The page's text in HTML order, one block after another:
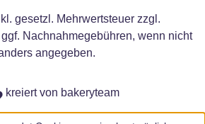
gesetzl. Mehrwertsteuer zzgl.
Nachnahmegebühren, wenn nicht
angegeben.
kreiert von bakeryteam